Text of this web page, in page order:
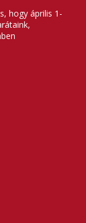
hogy április 1-